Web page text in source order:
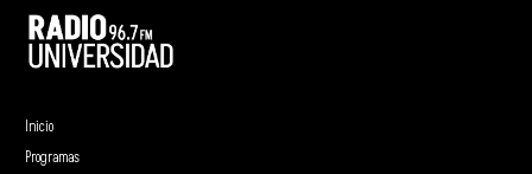
Inicio
Programas